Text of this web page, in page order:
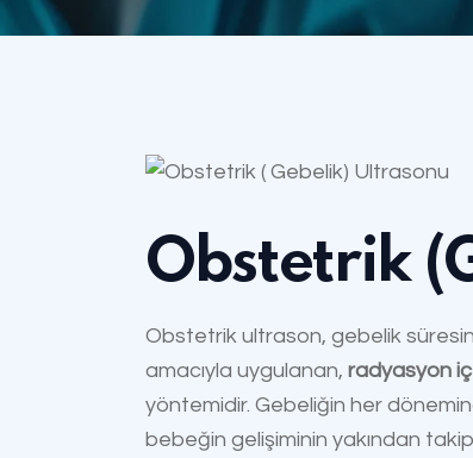
Obstetrik
Obstetrik ultrason, gebelik
amacıyla uygulanan, radyasyon
yöntemidir. Gebeliğin her
bebeğin gelişiminin yakından